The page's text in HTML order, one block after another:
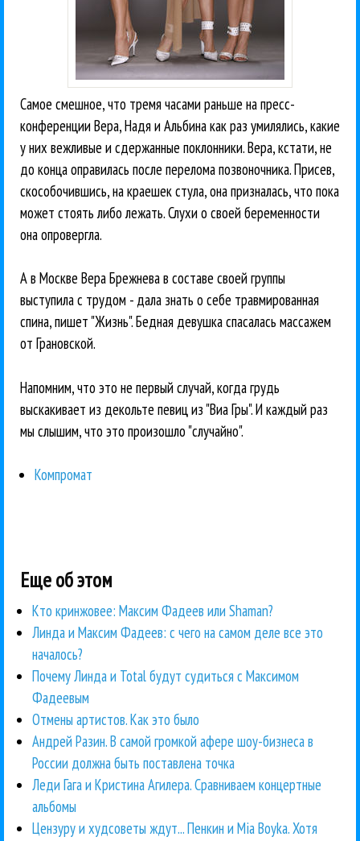
Самое смешное, что тремя часами раньше на пресс-
конференции Вера, Надя и Альбина как раз умилялись, какие
у них вежливые и сдержанные поклонники. Вера, кстати, не
до конца оправилась после перелома позвоночника. Присев,
скособочившись, на краешек стула, она призналась, что пока
может стоять либо лежать. Слухи о своей беременности
она опровергла.
А в Москве Вера Брежнева в составе своей группы
выступила с трудом - дала знать о себе травмированная
спина, пишет "Жизнь". Бедная девушка спасалась массажем
от Грановской.
Напомним, что это не первый случай, когда грудь
выскакивает из декольте певиц из "Виа Гры". И каждый раз
мы слышим, что это произошло "случайно".
Компромат
Еще об этом
Кто кринжовее: Максим Фадеев или Shaman?
Линда и Максим Фадеев: с чего на самом деле все это
началось?
Почему Линда и Total будут судиться с Максимом
Фадеевым
Отмены артистов. Как это было
Андрей Разин. В самой громкой афере шоу-бизнеса в
России должна быть поставлена точка
Леди Гага и Кристина Агилера. Сравниваем концертные
альбомы
Цензуру и худсоветы ждут... Пенкин и Mia Boyka. Хотя